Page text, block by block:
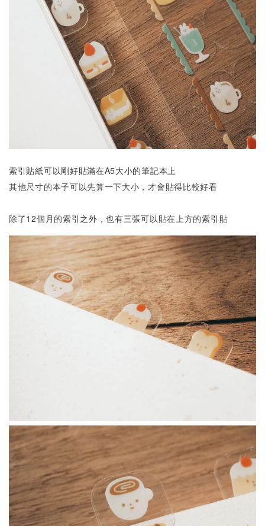
索引貼紙可以剛好貼滿在A5大小的筆記本上
其他尺寸的本子可以先算一下大小，才會貼得比較好看
除了12個月的索引之外，也有三張可以貼在上方的索引貼